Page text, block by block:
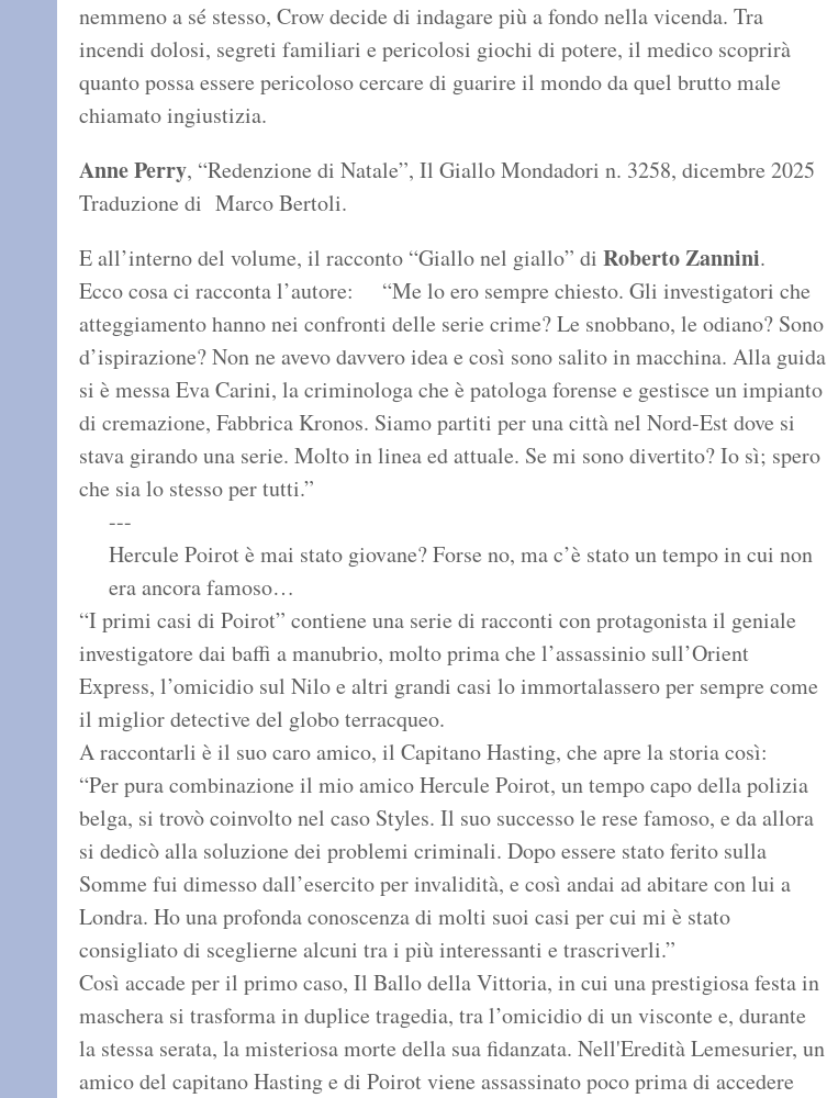
nemmeno a sé stesso, Crow decide di indagare più a fondo nella vicenda. Tra
incendi dolosi, segreti familiari e pericolosi giochi di potere, il medico scoprirà
quanto possa essere pericoloso cercare di guarire il mondo da quel brutto male
chiamato ingiustizia.
Anne Perry, “Redenzione di Natale”, Il Giallo Mondadori n. 3258, dicembre 2025
Traduzione di Marco Bertoli.
E all’interno del volume, il racconto “Giallo nel giallo” di Roberto Zannini.
Ecco cosa ci racconta l’autore: “Me lo ero sempre chiesto. Gli investigatori che
atteggiamento hanno nei confronti delle serie crime? Le snobbano, le odiano? Sono
d’ispirazione? Non ne avevo davvero idea e così sono salito in macchina. Alla guida
si è messa Eva Carini, la criminologa che è patologa forense e gestisce un impianto
di cremazione, Fabbrica Kronos. Siamo partiti per una città nel Nord-Est dove si
stava girando una serie. Molto in linea ed attuale. Se mi sono divertito? Io sì; spero
che sia lo stesso per tutti.”
---
Hercule Poirot è mai stato giovane? Forse no, ma c’è stato un tempo in cui non
era ancora famoso…
“I primi casi di Poirot” contiene una serie di racconti con protagonista il geniale
investigatore dai baffi a manubrio, molto prima che l’assassinio sull’Orient
Express, l’omicidio sul Nilo e altri grandi casi lo immortalassero per sempre come
il miglior detective del globo terracqueo.
A raccontarli è il suo caro amico, il Capitano Hasting, che apre la storia così:
“Per pura combinazione il mio amico Hercule Poirot, un tempo capo della polizia
belga, si trovò coinvolto nel caso Styles. Il suo successo le rese famoso, e da allora
si dedicò alla soluzione dei problemi criminali. Dopo essere stato ferito sulla
Somme fui dimesso dall’esercito per invalidità, e così andai ad abitare con lui a
Londra. Ho una profonda conoscenza di molti suoi casi per cui mi è stato
consigliato di sceglierne alcuni tra i più interessanti e trascriverli.”
Così accade per il primo caso, Il Ballo della Vittoria, in cui una prestigiosa festa in
maschera si trasforma in duplice tragedia, tra l’omicidio di un visconte e, durante
la stessa serata, la misteriosa morte della sua fidanzata. Nell'Eredità Lemesurier, un
amico del capitano Hasting e di Poirot viene assassinato poco prima di accedere